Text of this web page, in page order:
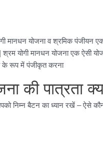
मानधन योजना व श्रमिक पंजीयन
योगी मानधन योजना एक ऐसी
के रूप में पंजीकृत करना
की पात्रता
निम्न बैटन का ध्यान रखें – ऐसे